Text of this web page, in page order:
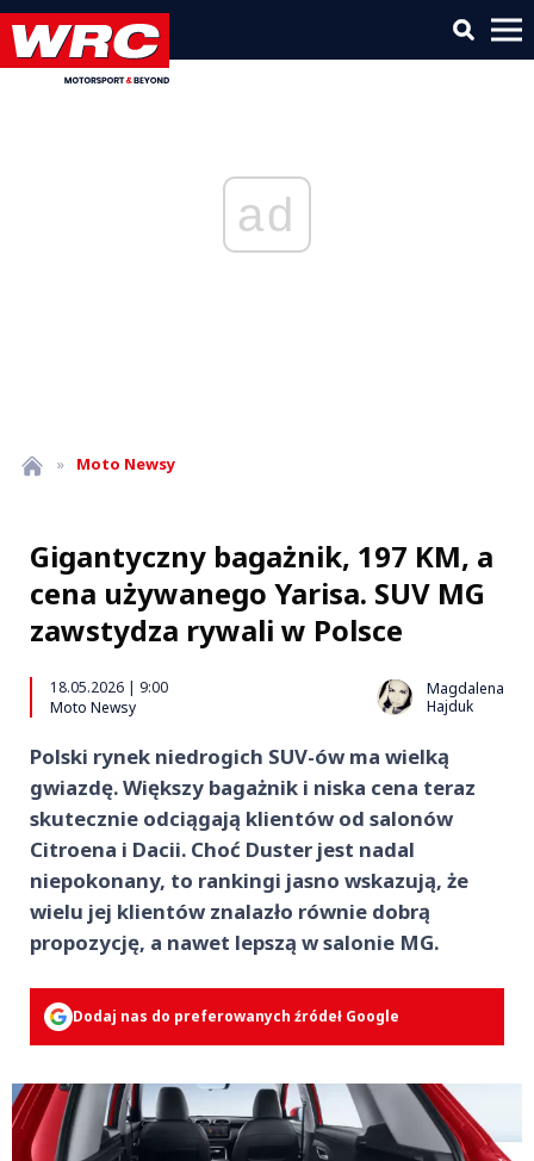
ad
» Moto Newsy
Gigantyczny bagażnik, 197 KM, a
cena używanego Yarisa. SUV MG
zawstydza rywali w Polsce
18.05.2026 | 9:00
Moto Newsy
Magdalena
Hajduk
Polski rynek niedrogich SUV-ów ma wielką
gwiazdę. Większy bagażnik i niska cena teraz
skutecznie odciągają klientów od salonów
Citroena i Dacii. Choć Duster jest nadal
niepokonany, to rankingi jasno wskazują, że
wielu jej klientów znalazło równie dobrą
propozycję, a nawet lepszą w salonie MG.
Dodaj nas do preferowanych źródeł Google